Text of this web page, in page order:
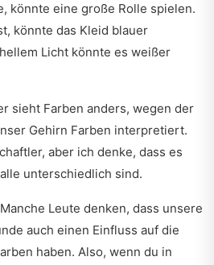
könnte eine große Rolle spielen.
könnte das Kleid blauer
Licht könnte es weißer
sieht Farben anders, wegen der
Gehirn Farben interpretiert.
aber ich denke, dass es
unterschiedlich sind.
Leute denken, dass unsere
auch einen Einfluss auf die
haben. Also, wenn du in